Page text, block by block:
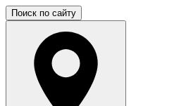
Поиск по сайту